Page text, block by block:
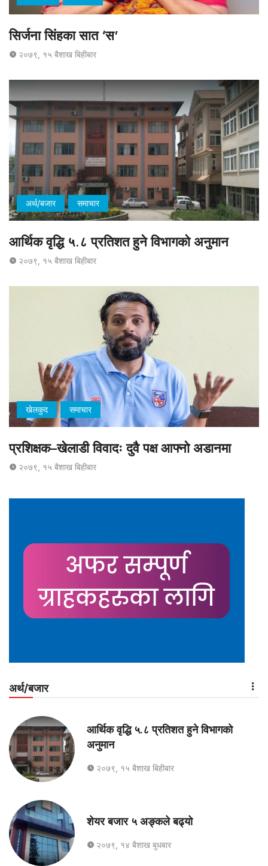
सिर्जना सिंहका सात ‘स’
२०७९, १५ बैशाख बिहीबार
अर्थ/बजार समाचार
आर्थिक वृद्धि ५.८ प्रतिशत हुने विभागको अनुमान
२०७९, १५ बैशाख बिहीबार
खेलकुद समाचार
प्रशिक्षक–खेलाडी विवादः दुवै पक्ष आफ्नो अडानमा
२०७९, १५ बैशाख बिहीबार
अर्थ/बजार
आर्थिक वृद्धि ५.८ प्रतिशत हुने विभागको
अनुमान
२०७९, १५ बैशाख बिहीबार
शेयर बजार ५ अङ्कले बढ्यो
२०७९, १४ बैशाख बुधबार